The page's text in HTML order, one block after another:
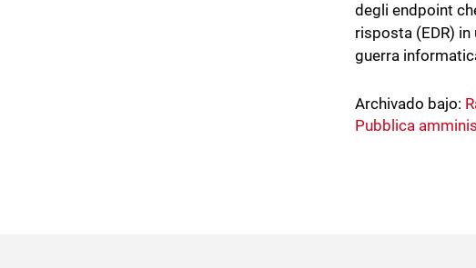
degli endpoint
risposta (EDR)
guerra
Archivado bajo:
Pubblica